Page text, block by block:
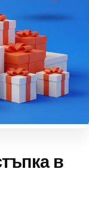
в